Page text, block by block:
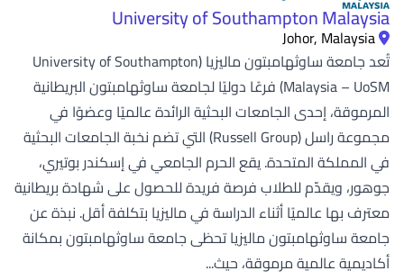
University of Southampton Malaysia
Johor, Malaysia
تُعد جامعة ساوثهامبتون ماليزيا (University of Southampton
Malaysia – UoSM) فرعًا دوليًا لجامعة ساوثهامبتون البريطانية
المرموقة، إحدى الجامعات البحثية الرائدة عالميًا وعضوًا في
مجموعة راسل (Russell Group) التي تضم نخبة الجامعات البحثية
في المملكة المتحدة. يقع الحرم الجامعي في إسكندر بوتيري،
جوهور، ويقدّم للطلاب فرصة فريدة للحصول على شهادة بريطانية
معترف بها عالميًا أثناء الدراسة في ماليزيا بتكلفة أقل. نبذة عن
جامعة ساوثهامبتون ماليزيا تحظى جامعة ساوثهامبتون بمكانة
أكاديمية عالمية مرموقة، حيث...